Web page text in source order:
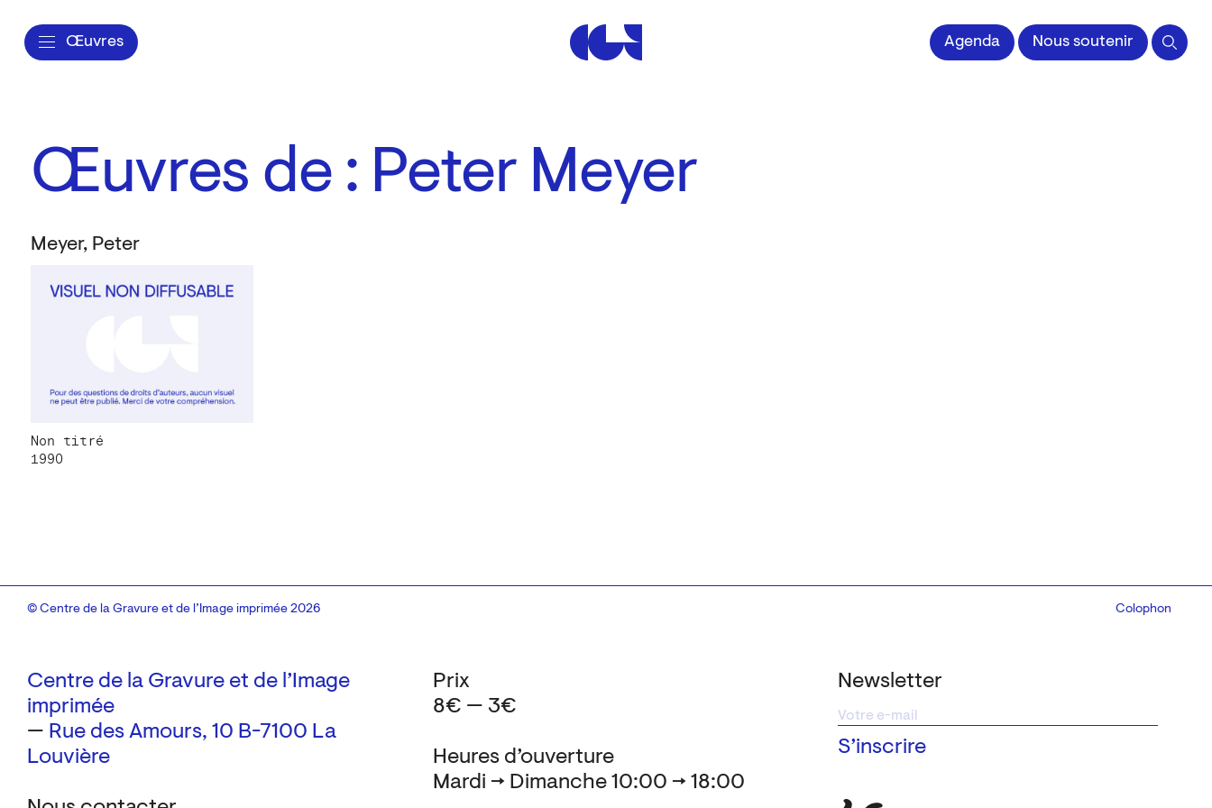
Œuvres Centre de la Gravure et de l'Image impriméeAgenda Nous soutenir
Œuvres de : Peter Meyer
Meyer, Peter
Non titré
1990
Centre de la Gravure et de l’Image
imprimée
— Rue des Amours, 10 B-7100 La
Louvière
Newsletter
Heures d’ouverture
Mardi → Dimanche 10:00 → 18:00
Prix
8€ — 3€
© Centre de la Gravure et de l’Image imprimée 2026 Colophon
Design:Marcel